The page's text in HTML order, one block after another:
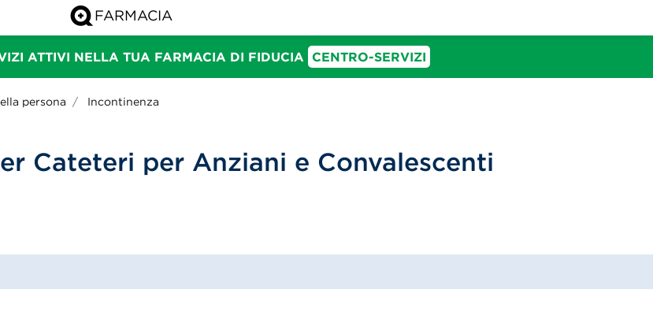
ATTIVI NELLA TUA FARMACIA DI FIDUCIA CENTRO-SERVIZI
persona
Incontinenza
Cateteri per Anziani e Convalescenti